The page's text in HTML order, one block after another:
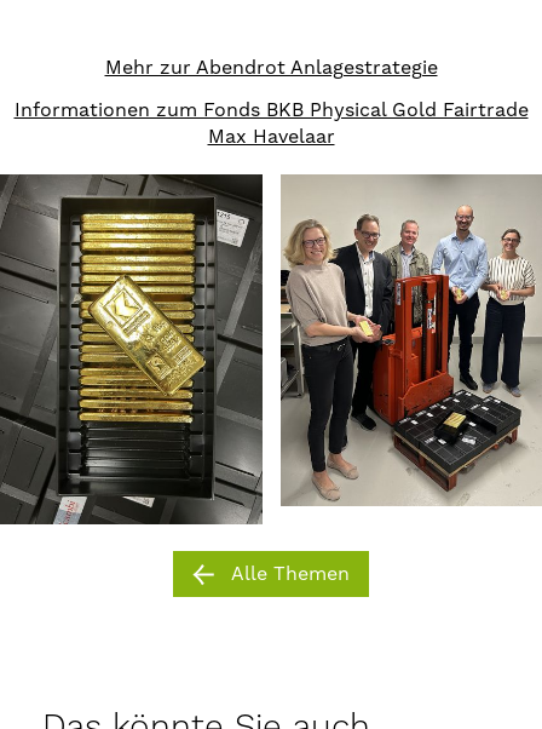
Mehr zur Abendrot Anlagestrategie
Informationen zum Fonds BKB Physical Gold Fairtrade
Max Havelaar
Alle Themen